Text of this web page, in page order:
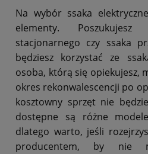
Na wybór ssaka
elementy. Poszukujesz
stacjonarnego czy ssaka
będziesz korzystać ze
osoba, którą się opiekujesz,
okres rekonwalescencji po
kosztowny sprzęt nie
dostępne są różne
dlatego warto, jeśli
producentem, by nie